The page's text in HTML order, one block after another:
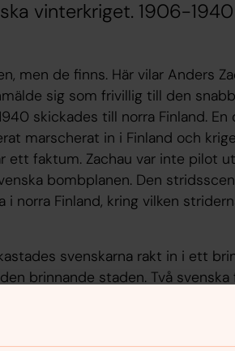
vinterkriget. 1906-1940
men de finns. Här vilar Anders
sig som frivillig till den
skickades till norra Finland. En
marscherat in i Finland och
faktum. Zachau var inte pilot
bombplanen. Den
norra Finland, kring vilken
svenskarna rakt in i ett
brinnande staden. Två svenska
mot marken, piloterna hoppade
år senare och den begravdes
Zachau var kända i Uddevalla